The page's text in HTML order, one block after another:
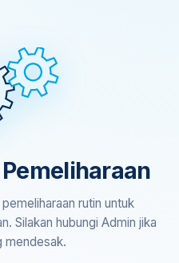
rutin untuk
Silakan hubungi Admin jika
mendesak.